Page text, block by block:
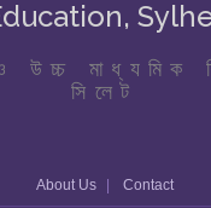
উচ্চ মাধ্যমিক
সিলেট
About Us Contact